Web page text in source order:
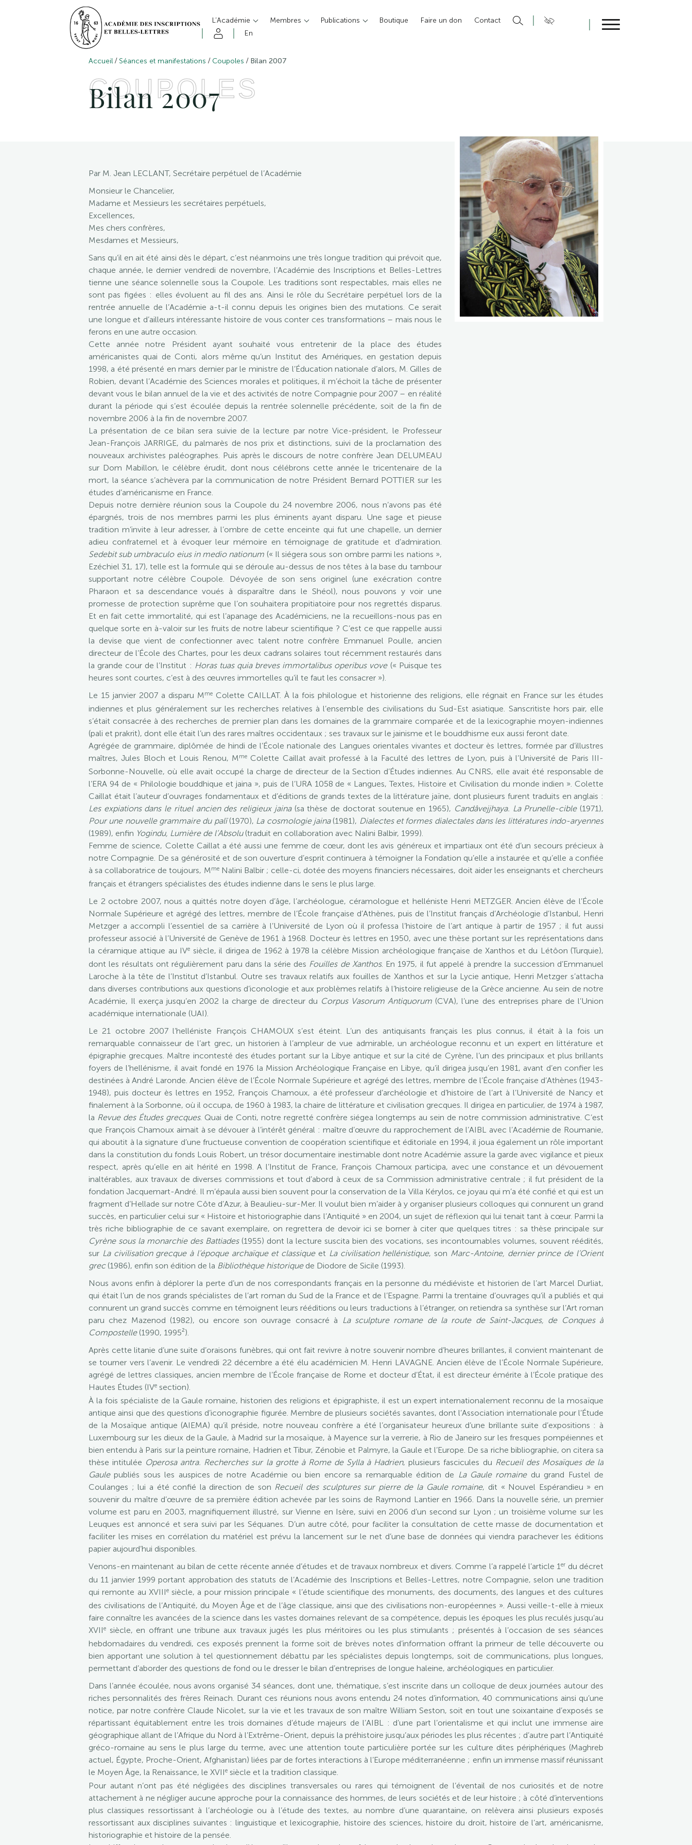
L’Académie Membres Publications Boutique Faire un don
Contact
En
Accueil / Séances et manifestations / Coupoles / Bilan 2007
COUPOLES
Bilan 2007
Par M. Jean LECLANT, Secrétaire perpétuel de l’Académie
Monsieur le Chancelier,
Madame et Messieurs les secrétaires perpétuels,
Excellences,
Mes chers confrères,
Mesdames et Messieurs,
Sans qu’il en ait été ainsi dès le départ, c’est néanmoins une très longue tradition qui prévoit que,
chaque année, le dernier vendredi de novembre, l’Académie des Inscriptions et Belles-Lettres
tienne une séance solennelle sous la Coupole. Les traditions sont respectables, mais elles ne
sont pas figées : elles évoluent au fil des ans. Ainsi le rôle du Secrétaire perpétuel lors de la
rentrée annuelle de l’Académie a-t-il connu depuis les origines bien des mutations. Ce serait
une longue et d’ailleurs intéressante histoire de vous conter ces transformations – mais nous le
ferons en une autre occasion.
Cette année notre Président ayant souhaité vous entretenir de la place des études
américanistes quai de Conti, alors même qu’un Institut des Amériques, en gestation depuis
1998, a été présenté en mars dernier par le ministre de l’Éducation nationale d’alors, M. Gilles de
Robien, devant l’Académie des Sciences morales et politiques, il m’échoit la tâche de présenter
devant vous le bilan annuel de la vie et des activités de notre Compagnie pour 2007 – en réalité
durant la période qui s’est écoulée depuis la rentrée solennelle précédente, soit de la fin de
novembre 2006 à la fin de novembre 2007.
La présentation de ce bilan sera suivie de la lecture par notre Vice-président, le Professeur
Jean-François JARRIGE, du palmarès de nos prix et distinctions, suivi de la proclamation des
nouveaux archivistes paléographes. Puis après le discours de notre confrère Jean DELUMEAU
sur Dom Mabillon, le célèbre érudit, dont nous célébrons cette année le tricentenaire de la
mort, la séance s’achèvera par la communication de notre Président Bernard POTTIER sur les
études d’américanisme en France.
Depuis notre dernière réunion sous la Coupole du 24 novembre 2006, nous n’avons pas été
épargnés, trois de nos membres parmi les plus éminents ayant disparu. Une sage et pieuse
tradition m’invite à leur adresser, à l’ombre de cette enceinte qui fut une chapelle, un dernier
adieu confraternel et à évoquer leur mémoire en témoignage de gratitude et d’admiration.
Sedebit sub umbraculo eius in medio nationum (« Il siégera sous son ombre parmi les nations »,
Ezéchiel 31, 17), telle est la formule qui se déroule au-dessus de nos têtes à la base du tambour
supportant notre célèbre Coupole. Dévoyée de son sens originel (une exécration contre
Pharaon et sa descendance voués à disparaître dans le Shéol), nous pouvons y voir une
promesse de protection suprême que l’on souhaitera propitiatoire pour nos regrettés disparus.
Et en fait cette immortalité, qui est l’apanage des Académiciens, ne la recueillons-nous pas en
quelque sorte en à-valoir sur les fruits de notre labeur scientifique ? C’est ce que rappelle aussi
la devise que vient de confectionner avec talent notre confrère Emmanuel Poulle, ancien
directeur de l’École des Chartes, pour les deux cadrans solaires tout récemment restaurés dans
la grande cour de l’Institut : Horas tuas quia breves immortalibus operibus vove(« Puisque tes
heures sont courtes, c’est à des œuvres immortelles qu’il te faut les consacrer »).
Le 15 janvier 2007 a disparu Mme Colette CAILLAT. À la fois philologue et historienne des religions, elle régnait en France sur les études
indiennes et plus généralement sur les recherches relatives à l’ensemble des civilisations du Sud-Est asiatique. Sanscritiste hors pair, elle
s’était consacrée à des recherches de premier plan dans les domaines de la grammaire comparée et de la lexicographie moyen-indiennes
(pali et prakrit), dont elle était l’un des rares maîtres occidentaux ; ses travaux sur le jainisme et le bouddhisme eux aussi feront date.
Agrégée de grammaire, diplômée de hindi de l’École nationale des Langues orientales vivantes et docteur ès lettres, formée par d’illustres
maîtres, Jules Bloch et Louis Renou, Mme Colette Caillat avait professé à la Faculté des lettres de Lyon, puis à l’Université de Paris III-
Sorbonne-Nouvelle, où elle avait occupé la charge de directeur de la Section d’Études indiennes. Au CNRS, elle avait été responsable de
l’ERA 94 de « Philologie bouddhique et jaina », puis de l’URA 1058 de « Langues, Textes, Histoire et Civilisation du monde indien ». Colette
Caillat était l’auteur d’ouvrages fondamentaux et d’éditions de grands textes de la littérature jaïne, dont plusieurs furent traduits en anglais :
Les expiations dans le rituel ancien des religieux jaina(sa thèse de doctorat soutenue en 1965), Candâvejjhaya. La Prunelle-cible(1971),
Pour une nouvelle grammaire du palī(1970), La cosmologie jaina(1981), Dialectes et formes dialectales dans les littératures indo-aryennes
(1989), enfin Yogindu, Lumière de l’Absolu(traduit en collaboration avec Nalini Balbir, 1999).
Femme de science, Colette Caillat a été aussi une femme de cœur, dont les avis généreux et impartiaux ont été d’un secours précieux à
notre Compagnie. De sa générosité et de son ouverture d’esprit continuera à témoigner la Fondation qu’elle a instaurée et qu’elle a confiée
à sa collaboratrice de toujours, MmeNalini Balbir ; celle-ci, dotée des moyens financiers nécessaires, doit aider les enseignants et chercheurs
français et étrangers spécialistes des études indienne dans le sens le plus large.
Le 2 octobre 2007, nous a quittés notre doyen d’âge, l’archéologue, céramologue et helléniste Henri METZGER. Ancien élève de l’École
Normale Supérieure et agrégé des lettres, membre de l’École française d’Athènes, puis de l’Institut français d’Archéologie d’Istanbul, Henri
Metzger a accompli l’essentiel de sa carrière à l’Université de Lyon où il professa l’histoire de l’art antique à partir de 1957 ; il fut aussi
professeur associé à l’Université de Genève de 1961 à 1968. Docteur ès lettres en 1950, avec une thèse portant sur les représentations dans
la céramique attique au IVe siècle, il dirigea de 1962 à 1978 la célèbre Mission archéologique française de Xanthos et du Létôon (Turquie),
dont les résultats ont régulièrement paru dans la série des Fouilles de Xanthos. En 1975, il fut appelé à prendre la succession d’Emmanuel
Laroche à la tête de l’Institut d’Istanbul. Outre ses travaux relatifs aux fouilles de Xanthos et sur la Lycie antique, Henri Metzger s’attacha
dans diverses contributions aux questions d’iconologie et aux problèmes relatifs à l’histoire religieuse de la Grèce ancienne. Au sein de notre
Académie, Il exerça jusqu’en 2002 la charge de directeur du Corpus Vasorum Antiquorum (CVA), l’une des entreprises phare de l’Union
académique internationale (UAI).
Le 21 octobre 2007 l’helléniste François CHAMOUX s’est éteint. L’un des antiquisants français les plus connus, il était à la fois un
remarquable connaisseur de l’art grec, un historien à l’ampleur de vue admirable, un archéologue reconnu et un expert en littérature et
épigraphie grecques. Maître incontesté des études portant sur la Libye antique et sur la cité de Cyrène, l’un des principaux et plus brillants
foyers de l’hellénisme, il avait fondé en 1976 la Mission Archéologique Française en Libye, qu’il dirigea jusqu’en 1981, avant d’en confier les
destinées à André Laronde. Ancien élève de l’École Normale Supérieure et agrégé des lettres, membre de l’École française d’Athènes (1943-
1948), puis docteur ès lettres en 1952, François Chamoux, a été professeur d’archéologie et d’histoire de l’art à l’Université de Nancy et
finalement à la Sorbonne, où il occupa, de 1960 à 1983, la chaire de littérature et civilisation grecques. Il dirigea en particulier, de 1974 à 1987,
la Revue des Études grecques. Quai de Conti, notre regretté confrère siégea longtemps au sein de notre commission administrative. C’est
que François Chamoux aimait à se dévouer à l’intérêt général : maître d’œuvre du rapprochement de l’AIBL avec l’Académie de Roumanie,
qui aboutit à la signature d’une fructueuse convention de coopération scientifique et éditoriale en 1994, il joua également un rôle important
dans la constitution du fonds Louis Robert, un trésor documentaire inestimable dont notre Académie assure la garde avec vigilance et pieux
respect, après qu’elle en ait hérité en 1998. A l’Institut de France, François Chamoux participa, avec une constance et un dévouement
inaltérables, aux travaux de diverses commissions et tout d’abord à ceux de sa Commission administrative centrale ; il fut président de la
fondation Jacquemart-André. Il m’épaula aussi bien souvent pour la conservation de la Villa Kérylos, ce joyau qui m’a été confié et qui est un
fragment d’Hellade sur notre Côte d’Azur, à Beaulieu-sur-Mer. Il voulut bien m’aider à y organiser plusieurs colloques qui connurent un grand
succès, en particulier celui sur « Histoire et historiographie dans l’Antiquité » en 2004, un sujet de réflexion qui lui tenait tant à cœur. Parmi la
très riche bibliographie de ce savant exemplaire, on regrettera de devoir ici se borner à citer que quelques titres : sa thèse principale sur
Cyrène sous la monarchie des Battiades(1955) dont la lecture suscita bien des vocations, ses incontournables volumes, souvent réédités,
sur La civilisation grecque à l’époque archaïque et classiqueet La civilisation hellénistique, son Marc-Antoine, dernier prince de l’Orient
grec(1986), enfin son édition de la Bibliothèque historiquede Diodore de Sicile (1993).
Nous avons enfin à déplorer la perte d’un de nos correspondants français en la personne du médiéviste et historien de l’art Marcel Durliat,
qui était l’un de nos grands spécialistes de l’art roman du Sud de la France et de l’Espagne. Parmi la trentaine d’ouvrages qu’il a publiés et qui
connurent un grand succès comme en témoignent leurs rééditions ou leurs traductions à l’étranger, on retiendra sa synthèse sur l’Art roman
paru chez Mazenod (1982), ou encore son ouvrage consacré à La sculpture romane de la route de Saint-Jacques, de Conques à
Compostelle(1990, 1995²).
Après cette litanie d’une suite d’oraisons funèbres, qui ont fait revivre à notre souvenir nombre d’heures brillantes, il convient maintenant de
se tourner vers l’avenir. Le vendredi 22 décembre a été élu académicien M. Henri LAVAGNE. Ancien élève de l’École Normale Supérieure,
agrégé de lettres classiques, ancien membre de l’École française de Rome et docteur d’État, il est directeur émérite à l’École pratique des
Hautes Études (IVe section).
À la fois spécialiste de la Gaule romaine, historien des religions et épigraphiste, il est un expert internationalement reconnu de la mosaïque
antique ainsi que des questions d’iconographie figurée. Membre de plusieurs sociétés savantes, dont l’Association internationale pour l’Étude
de la Mosaïque antique (AIEMA) qu’il préside, notre nouveau confrère a été l’organisateur heureux d’une brillante suite d’expositions : à
Luxembourg sur les dieux de la Gaule, à Madrid sur la mosaïque, à Mayence sur la verrerie, à Rio de Janeiro sur les fresques pompéiennes et
bien entendu à Paris sur la peinture romaine, Hadrien et Tibur, Zénobie et Palmyre, la Gaule et l’Europe. De sa riche bibliographie, on citera sa
thèse intitulée Operosa antra. Recherches sur la grotte à Rome de Sylla à Hadrien, plusieurs fascicules du Recueil des Mosaïques de la
Gaulepubliés sous les auspices de notre Académie ou bien encore sa remarquable édition de La Gaule romainedu grand Fustel de
Coulanges ; lui a été confié la direction de son Recueil des sculptures sur pierre de la Gaule romaine, dit « Nouvel Espérandieu » en
souvenir du maître d’œuvre de sa première édition achevée par les soins de Raymond Lantier en 1966. Dans la nouvelle série, un premier
volume est paru en 2003, magnifiquement illustré, sur Vienne en Isère, suivi en 2006 d’un second sur Lyon ; un troisième volume sur les
Leuques est annoncé et sera suivi par les Séquanes. D’un autre côté, pour faciliter la consultation de cette masse de documentation et
faciliter les mises en corrélation du matériel est prévu la lancement sur le net d’une base de données qui viendra parachever les éditions
papier aujourd’hui disponibles.
Venons-en maintenant au bilan de cette récente année d’études et de travaux nombreux et divers. Comme l’a rappelé l’article 1er du décret
du 11 janvier 1999 portant approbation des statuts de l’Académie des Inscriptions et Belles-Lettres, notre Compagnie, selon une tradition
qui remonte au XVIIIesiècle, a pour mission principale « l’étude scientifique des monuments, des documents, des langues et des cultures
des civilisations de l’Antiquité, du Moyen Âge et de l’âge classique, ainsi que des civilisations non-européennes ». Aussi veille-t-elle à mieux
faire connaître les avancées de la science dans les vastes domaines relevant de sa compétence, depuis les époques les plus reculés jusqu’au
XVIIe siècle, en offrant une tribune aux travaux jugés les plus méritoires ou les plus stimulants ; présentés à l’occasion de ses séances
hebdomadaires du vendredi, ces exposés prennent la forme soit de brèves notes d’information offrant la primeur de telle découverte ou
bien apportant une solution à tel questionnement débattu par les spécialistes depuis longtemps, soit de communications, plus longues,
permettant d’aborder des questions de fond ou le dresser le bilan d’entreprises de longue haleine, archéologiques en particulier.
Dans l’année écoulée, nous avons organisé 34 séances, dont une, thématique, s’est inscrite dans un colloque de deux journées autour des
riches personnalités des frères Reinach. Durant ces réunions nous avons entendu 24 notes d’information, 40 communications ainsi qu’une
notice, par notre confrère Claude Nicolet, sur la vie et les travaux de son maître William Seston, soit en tout une soixantaine d’exposés se
répartissant équitablement entre les trois domaines d’étude majeurs de l’AIBL : d’une part l’orientalisme et qui inclut une immense aire
géographique allant de l’Afrique du Nord à l’Extrême-Orient, depuis la préhistoire jusqu’aux périodes les plus récentes ; d’autre part l’Antiquité
gréco-romaine au sens le plus large du terme, avec une attention toute particulière portée sur les culture dites périphériques (Maghreb
actuel, Égypte, Proche-Orient, Afghanistan) liées par de fortes interactions à l’Europe méditerranéenne ; enfin un immense massif réunissant
le Moyen Âge, la Renaissance, le XVIIe siècle et la tradition classique.
Pour autant n’ont pas été négligées des disciplines transversales ou rares qui témoignent de l’éventail de nos curiosités et de notre
attachement à ne négliger aucune approche pour la connaissance des hommes, de leurs sociétés et de leur histoire ; à côté d’interventions
plus classiques ressortissant à l’archéologie ou à l’étude des textes, au nombre d’une quarantaine, on relèvera ainsi plusieurs exposés
ressortissant aux disciplines suivantes : linguistique et lexicographie, histoire des sciences, histoire du droit, histoire de l’art, américanisme,
historiographie et histoire de la pensée.